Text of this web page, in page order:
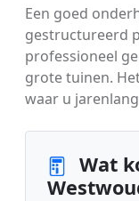
Een goed
gestructureerd
professioneel
grote tuinen.
waar u
Wat